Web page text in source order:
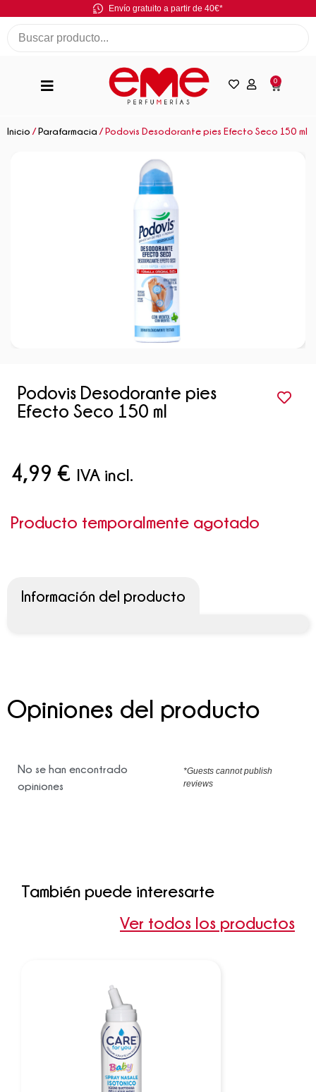
Envío gratuito a partir de 40€*
0
Inicio /Parafarmacia / Podovis Desodorante pies Efecto Seco 150 ml
Podovis Desodorante pies
Efecto Seco 150 ml
4,99€ IVA incl.
Producto temporalmente agotado
Información del producto
Opiniones del producto
No se han encontrado
opiniones
*Guests cannot publish
reviews
También puede interesarte
Ver todos los productos